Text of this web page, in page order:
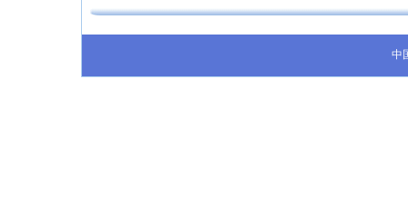
中